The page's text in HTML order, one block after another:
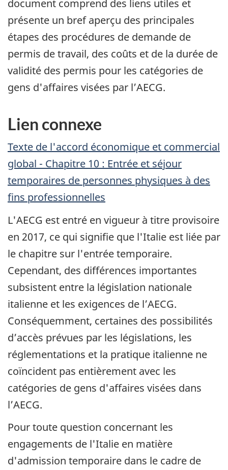
document comprend des liens utiles et
présente un bref aperçu des principales
étapes des procédures de demande de
permis de travail, des coûts et de la durée de
validité des permis pour les catégories de
gens d'affaires visées par l’AECG.
Lien connexe
Texte de l'accord économique et commercial
global - Chapitre 10 : Entrée et séjour
temporaires de personnes physiques à des
fins professionnelles
L'AECG est entré en vigueur à titre provisoire
en 2017, ce qui signifie que l'Italie est liée par
le chapitre sur l'entrée temporaire.
Cependant, des différences importantes
subsistent entre la législation nationale
italienne et les exigences de l’AECG.
Conséquemment, certaines des possibilités
d’accès prévues par les législations, les
réglementations et la pratique italienne ne
coïncident pas entièrement avec les
catégories de gens d'affaires visées dans
l’AECG.
Pour toute question concernant les
engagements de l'Italie en matière
d'admission temporaire dans le cadre de